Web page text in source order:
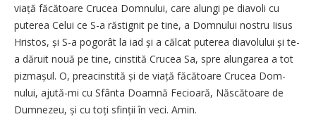
viață făcătoare Cru­cea Dom­nului, care alungi pe diavoli cu
puterea Celui ce S-a răstignit pe tine, a Dom­nului nostru Iisus
Hristos, și S-a pogorât la iad și a călcat puterea diavolului și te-
a dăruit nouă pe tine, cinstită Crucea Sa, spre alungarea a tot
piz­mașul. O, preacinstită și de via­ță fă­că­toare Crucea Dom­
nului, ajută-mi cu Sfânta Doamnă Fe­cioa­ră, Năs­că­toa­re de
Dumnezeu, și cu toți sfinții în veci. Amin.